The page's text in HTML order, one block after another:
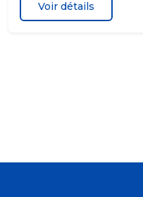
Sellerie tissu/TEP
AR
Voir détails